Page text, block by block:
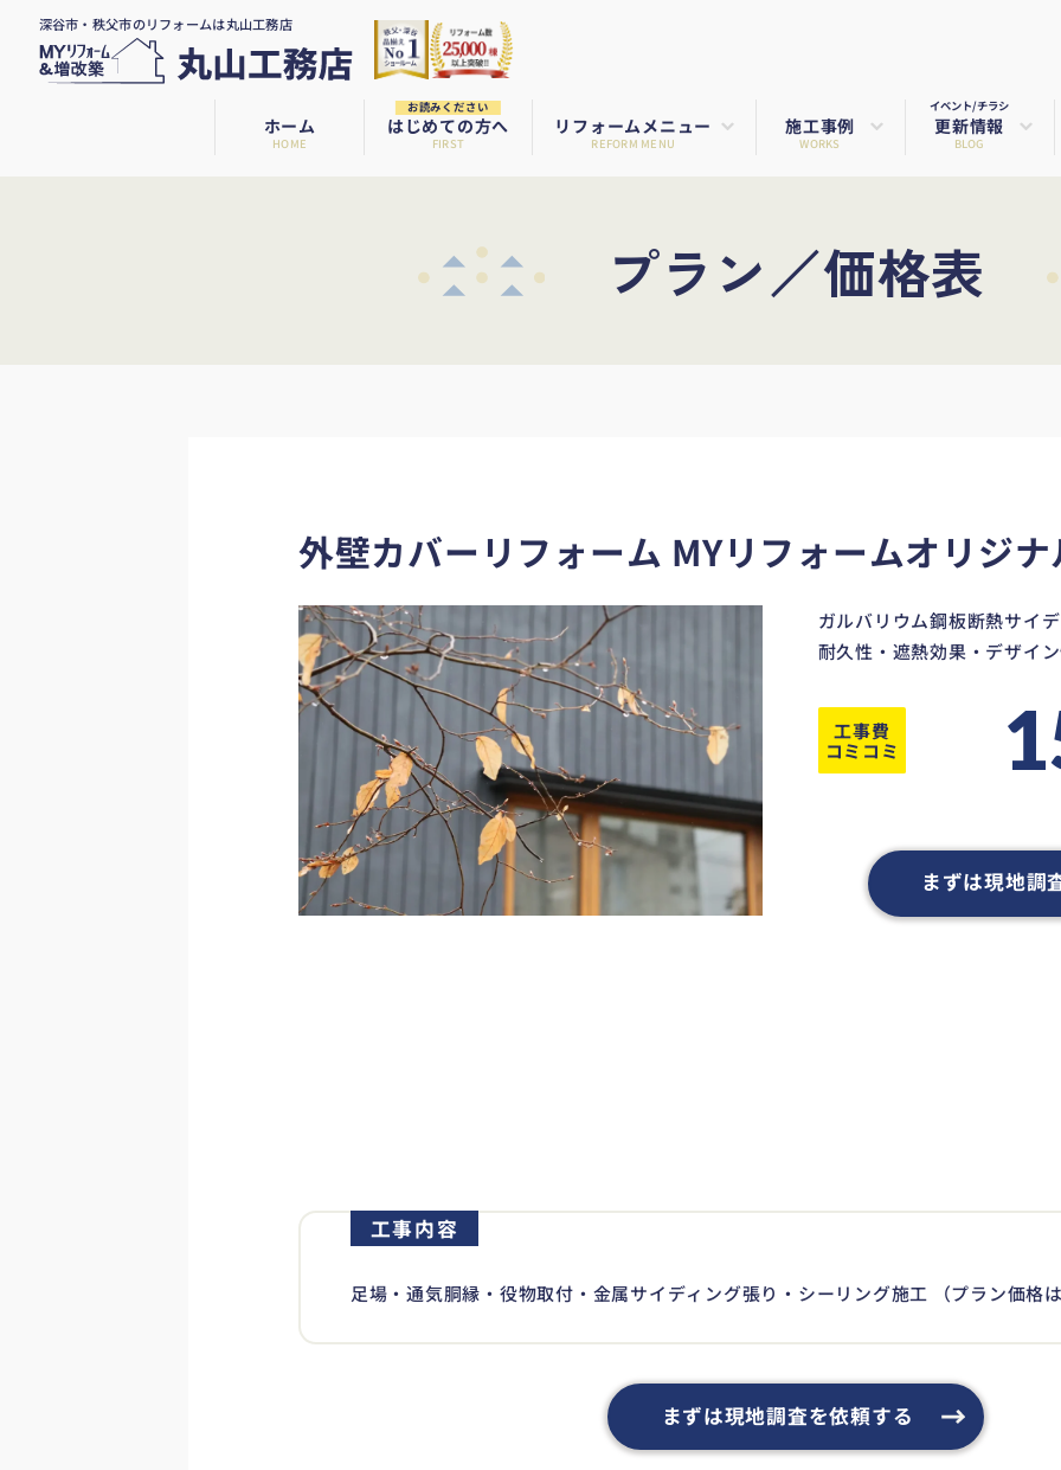
深谷市・秩父市のリフォームは丸山工務店
ホーム
HOME
お読みください
はじめての方へ
FIRST
リフォームメニュー
REFORM MENU
施工事例
WORKS
イベント/チラシ
更新情報
BLOG
プラン／価格表
外壁カバーリフォーム MYリフォームオリジ
ガルバリウム鋼板断熱サイ
耐久性・遮熱効果・デザイ
工事費
コミコミ
まずは現地調
工事内容
足場・通気胴縁・役物取付・金属サイディング張り・シーリング施工 （プラン価格
まずは現地調査を依頼する